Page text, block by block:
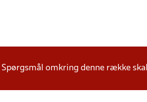
Spørgsmål omkring denne række